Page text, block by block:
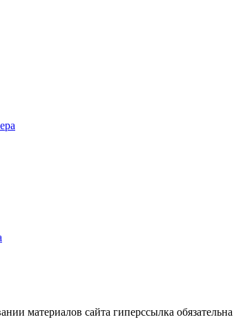
материалов сайта гиперссылка обязательна